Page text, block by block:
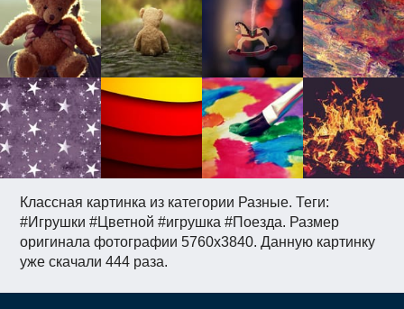
Классная картинка из категории Разные. Теги:
#Игрушки #Цветной #игрушка #Поезда. Размер
оригинала фотографии 5760x3840. Данную картинку
уже скачали 444 раза.